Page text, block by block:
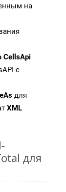
на
CellsApi
с
для
XML
для